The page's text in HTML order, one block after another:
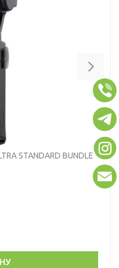
STANDARD BUNDLE